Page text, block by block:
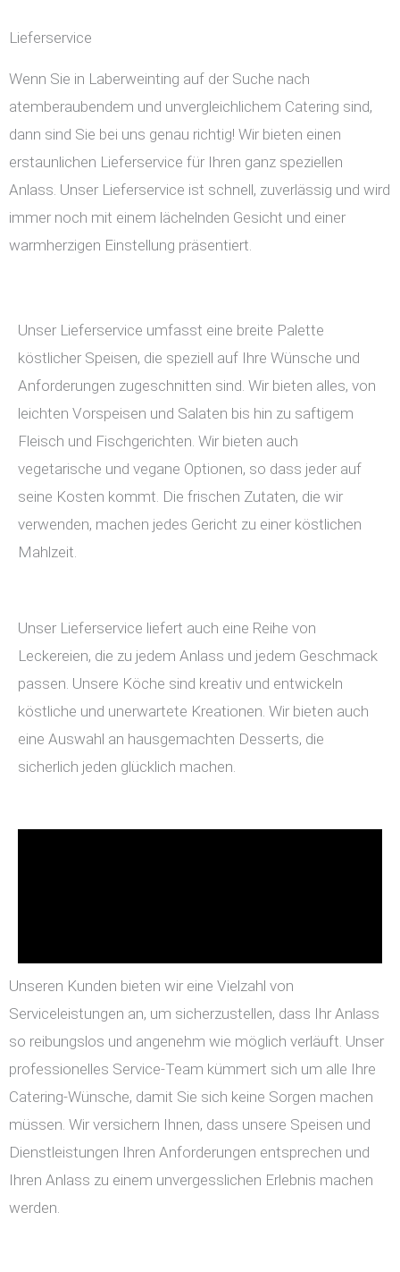
Lieferservice
Wenn Sie in Laberweinting auf der Suche nach
atemberaubendem und unvergleichlichem Catering sind,
dann sind Sie bei uns genau richtig! Wir bieten einen
erstaunlichen Lieferservice für Ihren ganz speziellen
Anlass. Unser Lieferservice ist schnell, zuverlässig und wird
immer noch mit einem lächelnden Gesicht und einer
warmherzigen Einstellung präsentiert.
Unser Lieferservice umfasst eine breite Palette
köstlicher Speisen, die speziell auf Ihre Wünsche und
Anforderungen zugeschnitten sind. Wir bieten alles, von
leichten Vorspeisen und Salaten bis hin zu saftigem
Fleisch und Fischgerichten. Wir bieten auch
vegetarische und vegane Optionen, so dass jeder auf
seine Kosten kommt. Die frischen Zutaten, die wir
verwenden, machen jedes Gericht zu einer köstlichen
Mahlzeit.
Unser Lieferservice liefert auch eine Reihe von
Leckereien, die zu jedem Anlass und jedem Geschmack
passen. Unsere Köche sind kreativ und entwickeln
köstliche und unerwartete Kreationen. Wir bieten auch
eine Auswahl an hausgemachten Desserts, die
sicherlich jeden glücklich machen.
Unseren Kunden bieten wir eine Vielzahl von
Serviceleistungen an, um sicherzustellen, dass Ihr Anlass
so reibungslos und angenehm wie möglich verläuft. Unser
professionelles Service-Team kümmert sich um alle Ihre
Catering-Wünsche, damit Sie sich keine Sorgen machen
müssen. Wir versichern Ihnen, dass unsere Speisen und
Dienstleistungen Ihren Anforderungen entsprechen und
Ihren Anlass zu einem unvergesslichen Erlebnis machen
werden.